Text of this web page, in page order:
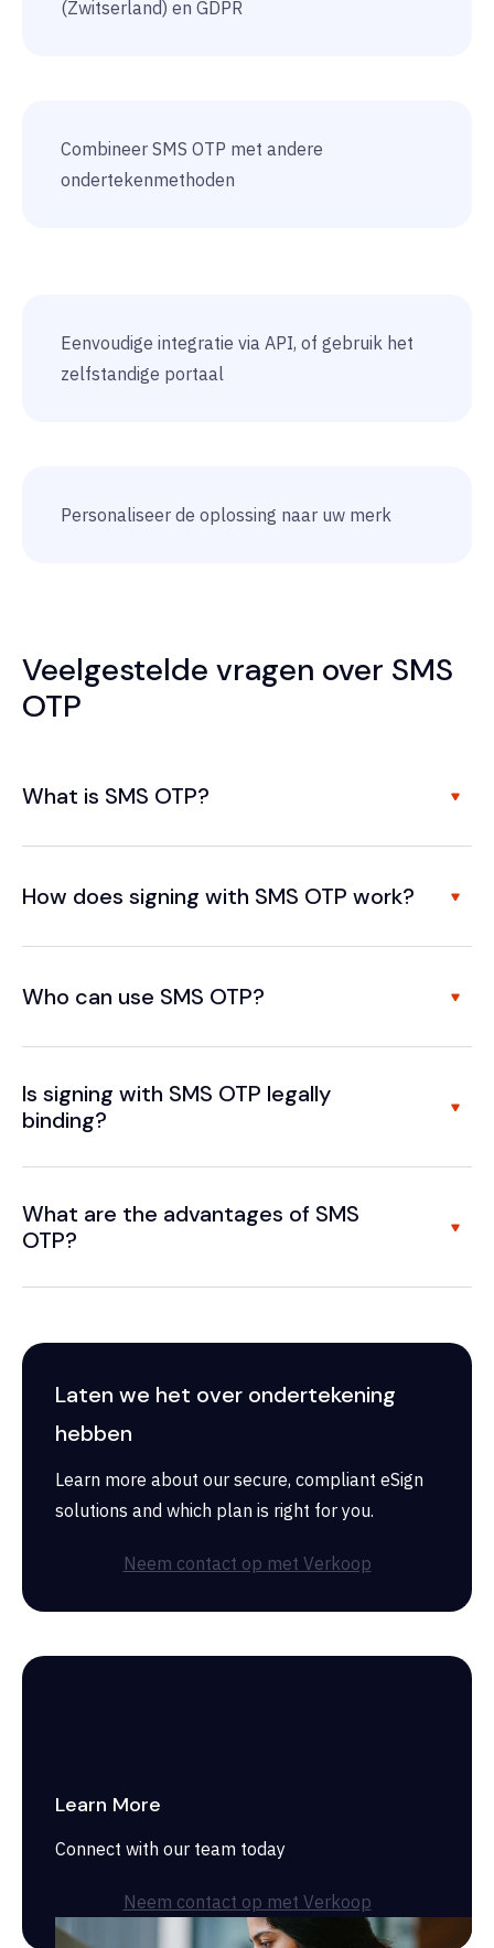
(Zwitserland) en GDPR
Combineer SMS OTP met andere
ondertekenmethoden
Eenvoudige integratie via API, of gebruik het
zelfstandige portaal
Personaliseer de oplossing naar uw merk
Veelgestelde vragen over SMS
OTP
What is SMS OTP?
How does signing with SMS OTP work?
Who can use SMS OTP?
Is signing with SMS OTP legally
binding?
What are the advantages of SMS
OTP?
Laten we het over ondertekening
hebben
Learn more about our secure, compliant eSign
solutions and which plan is right for you.
Neem contact op met Verkoop
Learn More
Connect with our team today
Neem contact op met Verkoop